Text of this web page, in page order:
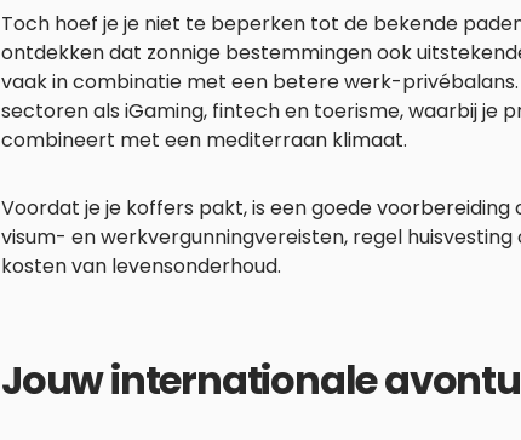
Toch hoef je je niet te beperken tot de bekende
ontdekken dat zonnige bestemmingen ook
vaak in combinatie met een betere werk-privébalans.
sectoren als iGaming, fintech en toerisme, waarbij je
combineert met een mediterraan klimaat.
Voordat je je koffers pakt, is een goede voorbereiding
visum- en werkvergunningvereisten, regel huisvesting
kosten van levensonderhoud.
Jouw internationale